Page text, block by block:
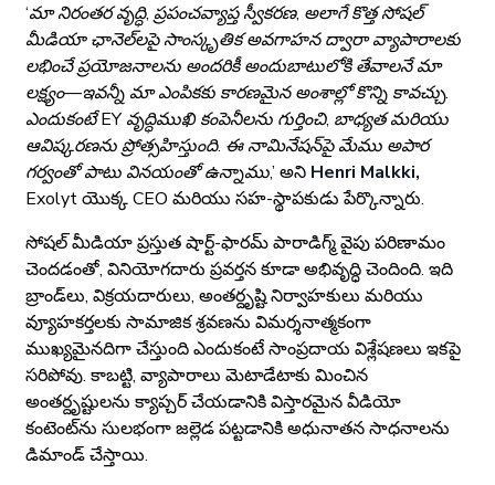
‘మా నిరంతర వృద్ధి, ప్రపంచవ్యాప్త స్వీకరణ, అలాగే కొత్త సోషల్
మీడియా ఛానెల్‌లపై సాంస్కృతిక అవగాహన ద్వారా వ్యాపారాలకు
లభించే ప్రయోజనాలను అందరికీ అందుబాటులోకి తేవాలనే మా
లక్ష్యం—ఇవన్నీ మా ఎంపికకు కారణమైన అంశాల్లో కొన్ని కావచ్చు.
ఎందుకంటే EY వృద్ధిముఖి కంపెనీలను గుర్తించి, బాధ్యత మరియు
ఆవిష్కరణను ప్రోత్సహిస్తుంది. ఈ నామినేషన్‌పై మేము అపార
గర్వంతో పాటు వినయంతో ఉన్నాము,’ అని Henri Malkki,
Exolyt యొక్క CEO మరియు సహ-స్థాపకుడు పేర్కొన్నారు.
సోషల్ మీడియా ప్రస్తుత షార్ట్-ఫారమ్ పారాడిగ్మ్ వైపు పరిణామం
చెందడంతో, వినియోగదారు ప్రవర్తన కూడా అభివృద్ధి చెందింది. ఇది
బ్రాండ్‌లు, విక్రయదారులు, అంతర్దృష్టి నిర్వాహకులు మరియు
వ్యూహకర్తలకు సామాజిక శ్రవణను విమర్శనాత్మకంగా
ముఖ్యమైనదిగా చేస్తుంది ఎందుకంటే సాంప్రదాయ విశ్లేషణలు ఇకపై
సరిపోవు. కాబట్టి, వ్యాపారాలు మెటాడేటాకు మించిన
అంతర్దృష్టులను క్యాప్చర్ చేయడానికి విస్తారమైన వీడియో
కంటెంట్‌ను సులభంగా జల్లెడ పట్టడానికి అధునాతన సాధనాలను
డిమాండ్ చేస్తాయి.